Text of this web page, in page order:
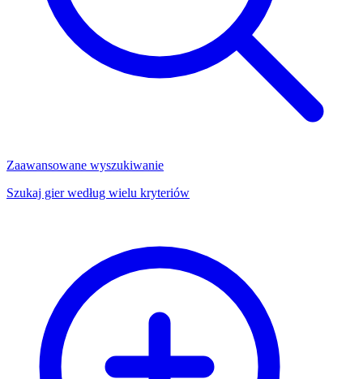
Zaawansowane wyszukiwanie
Szukaj gier według wielu kryteriów